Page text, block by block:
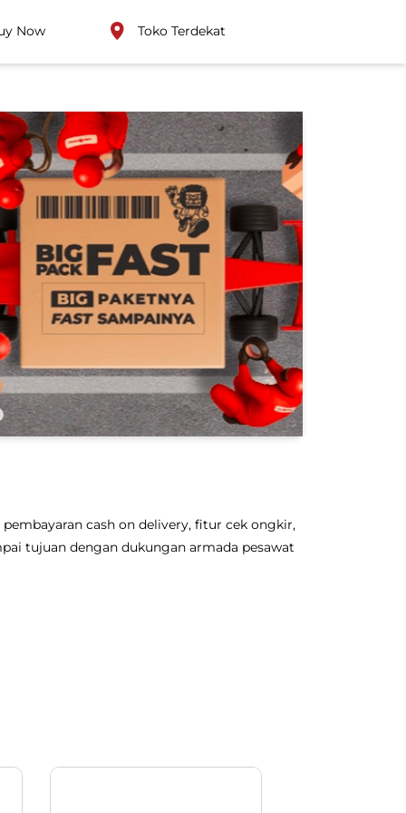
Now Toko Terdekat
cash on delivery, fitur cek ongkir,
tujuan dengan dukungan armada pesawat